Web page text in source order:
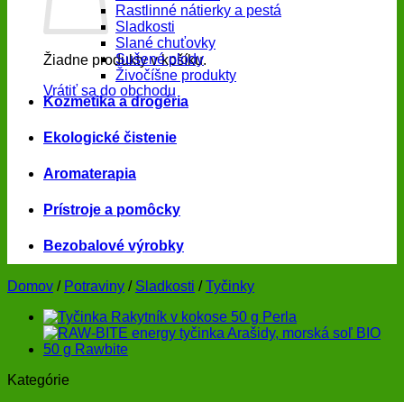
Žiadne produkty v košíku.
Vrátiť sa do obchodu
Rastlinné nátierky a pestá
Sladkosti
Slané chuťovky
Sušené plody
Živočíšne produkty
Kozmetika a drogéria
Ekologické čistenie
Aromaterapia
Prístroje a pomôcky
Bezobalové výrobky
Domov / Potraviny / Sladkosti / Tyčinky
Kategórie